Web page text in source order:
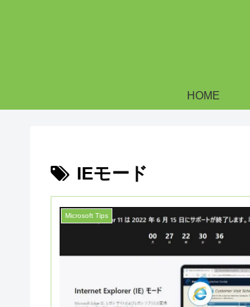
HOME
IEモード
Microsoft Tips